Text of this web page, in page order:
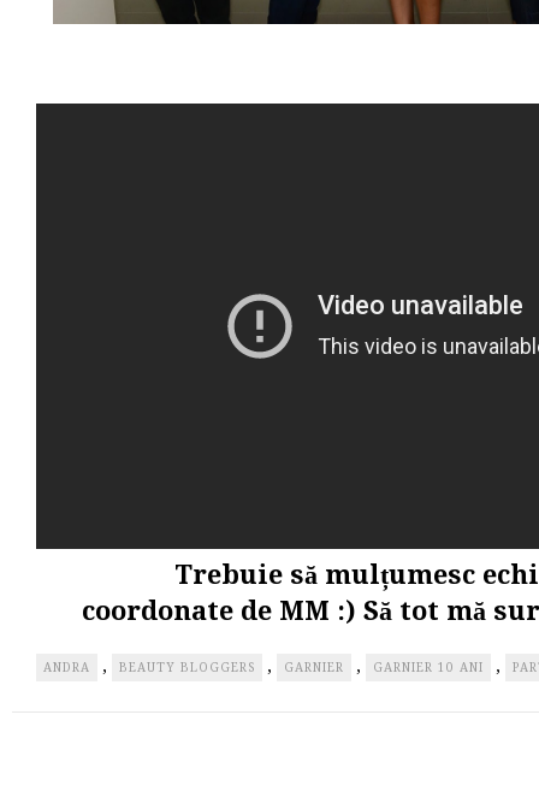
Trebuie să mulțumesc
coordonate de MM :) Să tot mă
ANDRA , BEAUTY BLOGGERS , GARNIER , GARNIER 10 ANI ,